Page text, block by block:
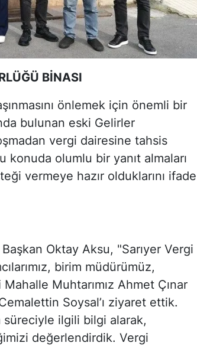
BİNASI
önlemek için önemli bir
bulunan eski Gelirler
vergi dairesine tahsis
konuda olumlu bir yanıt almaları
vermeye hazır olduklarını ifade
Oktay Aksu, "Sarıyer Vergi
birim müdürümüz,
Muhtarımız Ahmet Çınar
Soysal’ı ziyaret ettik.
süreciyle ilgili bilgi alarak,
değerlendirdik. Vergi